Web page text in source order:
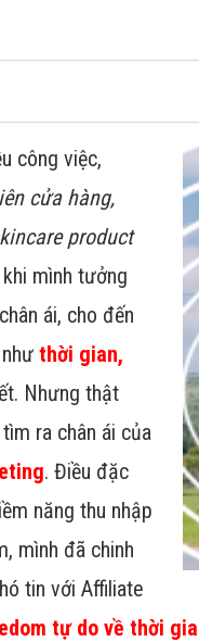
công việc,
cửa hàng,
product
mình tưởng
ái, cho đến
thời gian,
Nhưng thật
ra chân ái của
. Điều đặc
năng thu nhập
mình đã chinh
tin với Affiliate
tự do về thời